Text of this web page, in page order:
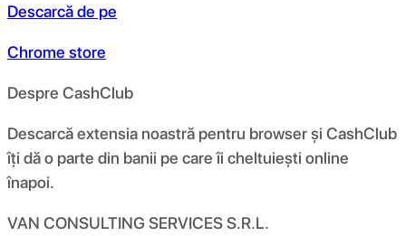
Descarcă de pe
Chrome store
Despre CashClub
Descarcă extensia noastră pentru browser și CashClub
îți dă o parte din banii pe care îi cheltuiești online
înapoi.
VAN CONSULTING SERVICES S.R.L.